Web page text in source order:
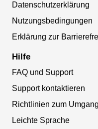
Datenschutzerklärung
Nutzungsbedingungen
Erklärung zur
Hilfe
FAQ und Support
Support kontaktieren
Richtlinien zum
Leichte Sprache